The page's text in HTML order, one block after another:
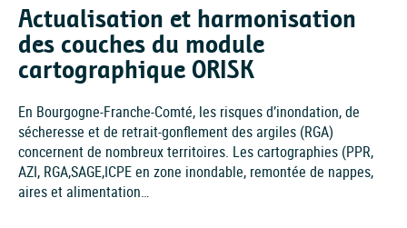
Actualisation et harmonisation
des couches du module
cartographique ORISK
En Bourgogne-Franche-Comté, les risques d’inondation, de
sécheresse et de retrait-gonflement des argiles (RGA)
concernent de nombreux territoires. Les cartographies (PPR,
AZI, RGA,SAGE,ICPE en zone inondable, remontée de nappes,
aires et alimentation…